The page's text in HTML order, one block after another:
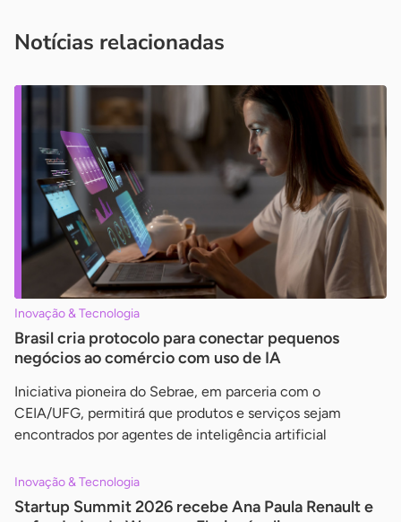
Notícias relacionadas
Inovação & Tecnologia
Brasil cria protocolo para conectar pequenos
negócios ao comércio com uso de IA
Iniciativa pioneira do Sebrae, em parceria com o
CEIA/UFG, permitirá que produtos e serviços sejam
encontrados por agentes de inteligência artificial
Inovação & Tecnologia
Startup Summit 2026 recebe Ana Paula Renault e